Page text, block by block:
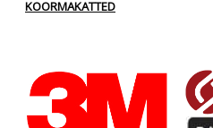
KOORMAKATTED